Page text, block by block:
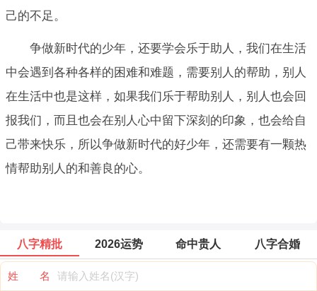
己的不足。
争做新时代的少年，还要学会乐于助人，我们在生活
中会遇到各种各样的困难和难题，需要别人的帮助，别人
在生活中也是这样，如果我们乐于帮助别人，别人也会回
报我们，而且也会在别人心中留下深刻的印象，也会给自
己带来快乐，所以争做新时代的好少年，还需要有一颗热
情帮助别人的和善良的心。
八字精批 2026运势 命中贵人 八字合婚
姓 名